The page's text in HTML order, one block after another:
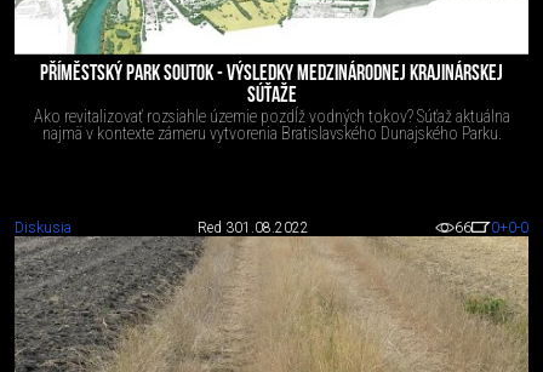
PŘÍMĚSTSKÝ PARK SOUTOK - VÝSLEDKY MEDZINÁRODNEJ KRAJINÁRSKEJ
SÚŤAŽE
Ako revitalizovať rozsiahle územie pozdĺž vodných tokov? Súťaž aktuálna
najmä v kontexte zámeru vytvorenia Bratislavského Dunajského Parku.
Diskusia Red 301.08.2022 66 0+0-0